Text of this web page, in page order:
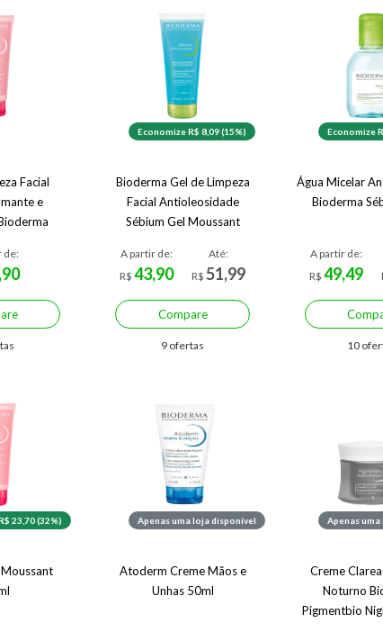
Facial
e
de:
Economize R$ 8,09 (15%)
Bioderma Gel de Limpeza
Facial Antioleosidade
Sébium Gel Moussant
A partir de:
R$43,90
Até:
R$ 51,99
Compare
9 ofertas
Economize
Água Micelar
Bioderma
A partir de:
R$49,49
10
23,70 (32%) Apenas uma loja disponível
Atoderm Creme Mãos e
Unhas 50ml
Apenas
Creme
Noturno
Pigmentbio